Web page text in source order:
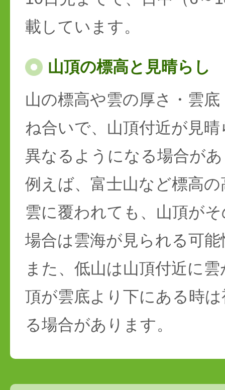
載しています。
山頂の標高と見晴らし
山の標高や雲の厚さ・雲
ね合いで、山頂付近が見
異なるようになる場合が
例えば、富士山など標高
雲に覆われても、山頂が
場合は雲海が見られる可
また、低山は山頂付近に
頂が雲底より下にある時
る場合があります。